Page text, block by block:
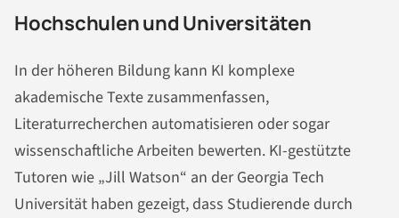
Hochschulen und Universitäten
In der höheren Bildung kann KI komplexe
akademische Texte zusammenfassen,
Literaturrecherchen automatisieren oder sogar
wissenschaftliche Arbeiten bewerten. KI-gestützte
Tutoren wie „Jill Watson“ an der Georgia Tech
Universität haben gezeigt, dass Studierende durch